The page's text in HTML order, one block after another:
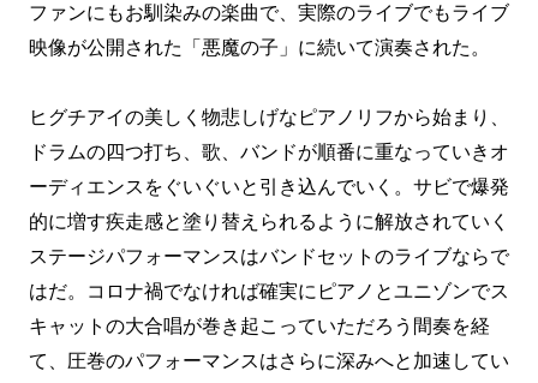
ファンにもお馴染みの楽曲で、実際のライブでもライブ
映像が公開された「悪魔の子」に続いて演奏された。
ヒグチアイの美しく物悲しげなピアノリフから始まり、
ドラムの四つ打ち、歌、バンドが順番に重なっていきオ
ーディエンスをぐいぐいと引き込んでいく。サビで爆発
的に増す疾走感と塗り替えられるように解放されていく
ステージパフォーマンスはバンドセットのライブならで
はだ。コロナ禍でなければ確実にピアノとユニゾンでス
キャットの大合唱が巻き起こっていただろう間奏を経
て、圧巻のパフォーマンスはさらに深みへと加速してい